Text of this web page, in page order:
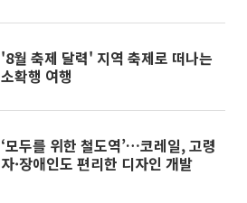
'8월 축제 달력' 지역 축제로 떠나는
소확행 여행
‘모두를 위한 철도역’…코레일, 고령
자·장애인도 편리한 디자인 개발